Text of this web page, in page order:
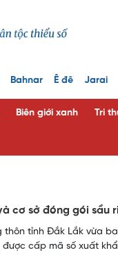
Bahnar Ê đê Jarai
Biên giới xanh Tri
cơ sở đóng gói sầu
thôn tỉnh Đắk Lắk vừa
cấp mã số xuất